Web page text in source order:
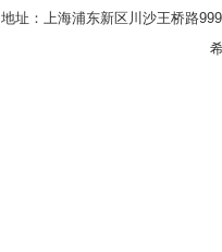
地址：上海浦东新区川沙王桥路